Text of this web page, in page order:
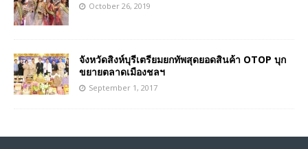
October 26, 2019
จังหวัดสิงห์บุรีเตรียมยกทัพสุดยอดสินค้า OTOP บุก
ขยายตลาดเมืองชลฯ
September 1, 2017